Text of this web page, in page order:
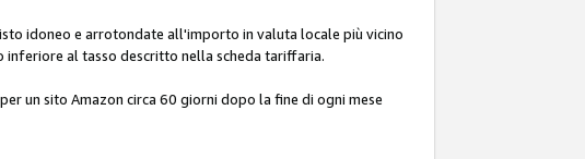
idoneo e arrotondate all'importo in valuta locale più vicino
inferiore al tasso descritto nella scheda tariffaria.
un sito Amazon circa 60 giorni dopo la fine di ogni mese